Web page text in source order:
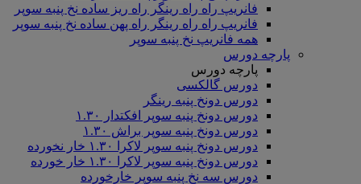
فانریپ راه راه رینگر راه ریز ساده نخ پنبه سوپر
فانریپ راه راه رینگر راه پهن ساده نخ پنبه سوپر
همه فانریپ نخ پنبه سوپر
پارچه دورس
پارچه دورس
دورس گالکسی
دورس دونخ پنبه رینگر
دورس دونخ پنبه سوپر افکتدار ۱.۳۰
دورس دونخ پنبه سوپر براش ۱.۳۰
دورس دونخ پنبه سوپر لاکرا ۱.۳۰ خار نخورده
دورس دونخ پنبه سوپر لاکرا ۱.۳۰ خار خورده
دورس سه نخ پنبه سوپر خارخورده